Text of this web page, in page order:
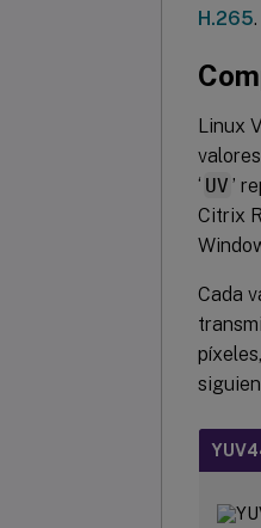
H.265.
Linux
‘ UV ’
Citrix
Cada